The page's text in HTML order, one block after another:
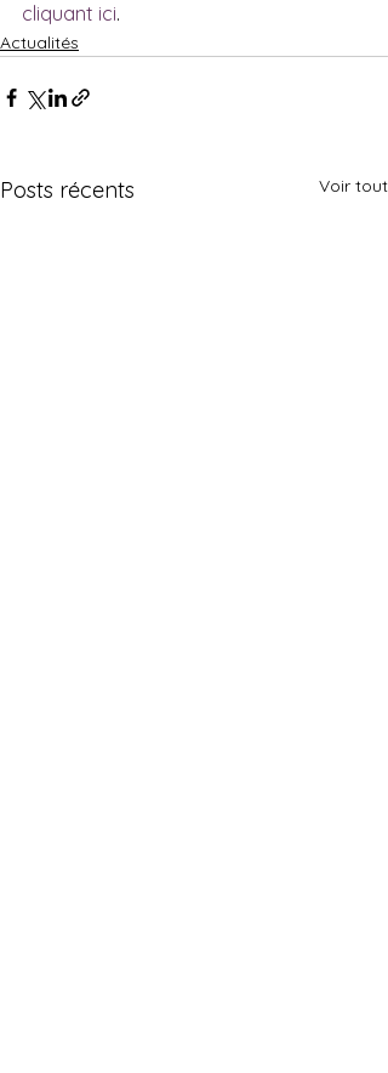
cliquant ici.
Actualités
Posts récents Voir tout